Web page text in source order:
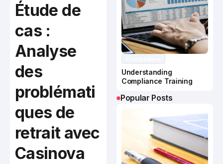
Étude de
cas :
Analyse
des
problémati
ques de
retrait avec
Casinova
Understanding
Compliance Training
Popular Posts